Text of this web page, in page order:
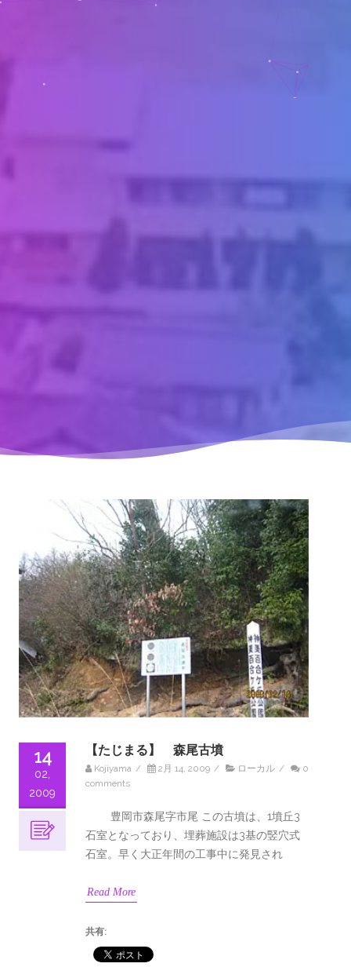
14
02,
2009
【たじまる】 森尾古墳
Kojiyama / 2月 14, 2009 / ローカル /
0
comments
豊岡市森尾字市尾 この古墳は、1墳丘3
石室となっており、埋葬施設は3基の竪穴式
石室。早く大正年間の工事中に発見され
Read More
共有: